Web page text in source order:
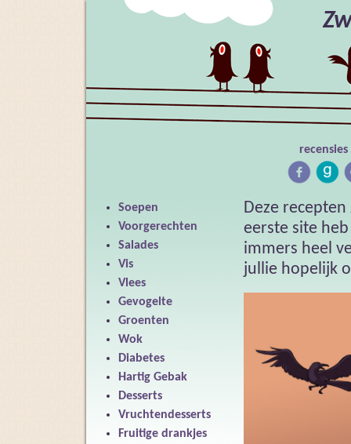
recensies
Deze
eerste site
immers heel
jullie hopelijk
Soepen
Voorgerechten
Salades
Vis
Vlees
Gevogelte
Groenten
Wok
Diabetes
Hartig Gebak
Desserts
Vruchtendesserts
Fruitige drankjes